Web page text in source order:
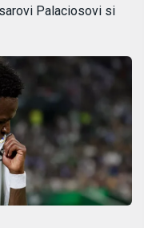
Palaciosovi si